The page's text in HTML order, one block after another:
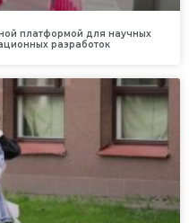
платформой для научных
разработок